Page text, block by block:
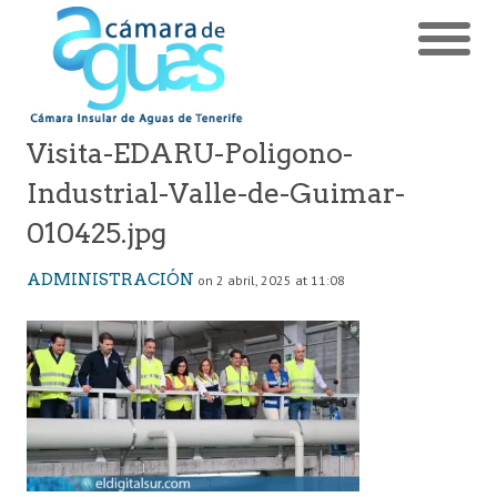
Visita-EDARU-Poligono-
Industrial-Valle-de-Guimar-
010425.jpg
ADMINISTRACIÓN on 2 abril, 2025 at 11:08